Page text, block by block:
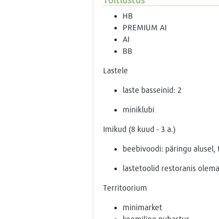
HB
PREMIUM AI
AI
BB
Lastele
laste basseinid: 2
miniklubi
Imikud (8 kuud - 3 a.)
beebivoodi: päringu alusel,
lastetoolid restoranis
Territoorium
minimarket